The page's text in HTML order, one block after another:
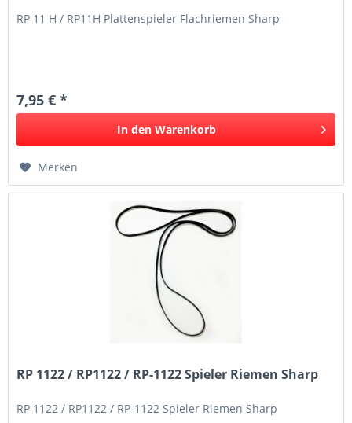
RP 11 H / RP11H Plattenspieler Flachriemen Sharp
7,95 € *
In den Warenkorb
Merken
RP 1122 / RP1122 / RP-1122 Spieler Riemen Sharp
RP 1122 / RP1122 / RP-1122 Spieler Riemen Sharp